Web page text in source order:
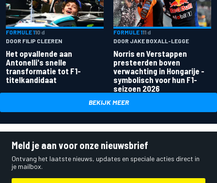
FORMULE 110 d
DOOR FILIP CLEEREN
Het opvallende aan
Antonelli's snelle
transformatie tot F1-
titelkandidaat
FORMULE 111 d
DOOR JAKE BOXALL-LEGGE
Norris en Verstappen
presteerden boven
verwachting in Hongarije -
symbolisch voor hun F1-
seizoen 2026
BEKIJK MEER
Meld je aan voor onze nieuwsbrief
Ontvang het laatste nieuws, updates en speciale acties direct in
je mailbox.